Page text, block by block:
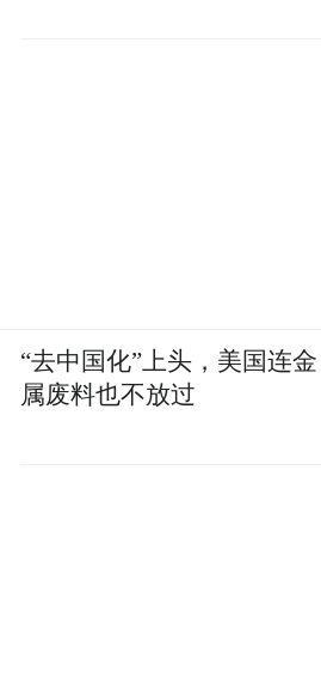
“去中国化”上头，美国连金
属废料也不放过